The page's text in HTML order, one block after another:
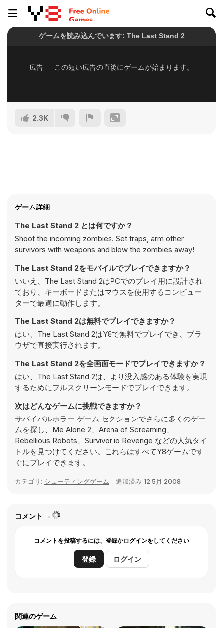
2.3K
ゲーム詳細
The Last Stand 2 とは何ですか？
Shoot the incoming zombies. Set traps, arm other
survivors with weapons and blow the zombies away!
The Last Stand 2をモバイルでプレイできますか？
いいえ、The Last Stand 2はPCでのプレイ用に設計され
ており、キーボードまたはマウスを使用するコンピュー
ターで最適に動作します。
The Last Stand 2は無料でプレイできますか？
はい、The Last Stand 2はY8で無料でプレイでき、ブラ
ウザで直接実行されます。
The Last Stand 2を全画面モードでプレイできますか？
はい、The Last Stand 2は、より没入感のある体験を実現
するためにフルスクリーンモードでプレイできます。
次はどんなゲームに挑戦できますか？
サバイバルホラー ゲーム セクションでさらに多くのゲー
ムを探し、 Me Alone 2、 Arena of Screaming、
Rebellious Robots、 Survivor io Revenge などの人気タイ
トルを見つけてください。これらはすべてY8ゲームです
ぐにプレイできます。
カテゴリ: シューティングゲーム 追加済み 12 5月 2008
コメント
コメントを投稿するには、登録かログインをしてください
登録 ログイン
関連のゲーム